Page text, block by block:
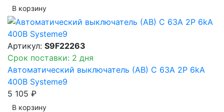
В корзинy
Артикул: S9F22263
Срок поставки: 2 дня
Автоматический выключатель (АВ) C 63A 2P 6kA
400В Systeme9
5 105 ₽
В корзинy